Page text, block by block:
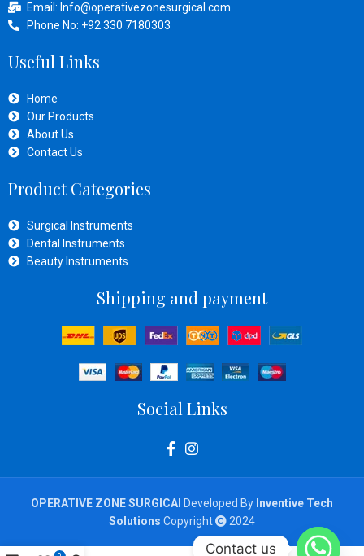
Email: Info@operativezonesurgical.com
Phone No: +92 330 7180303
Useful Links
Home
Our Products
About Us
Contact Us
Product Categories
Surgical Instruments
Dental Instruments
Beauty Instruments
Shipping and payment
Social Links
OPERATIVE ZONE SURGICAl Developed By Inventive Tech
Solutions Copyright 2024
Contact us